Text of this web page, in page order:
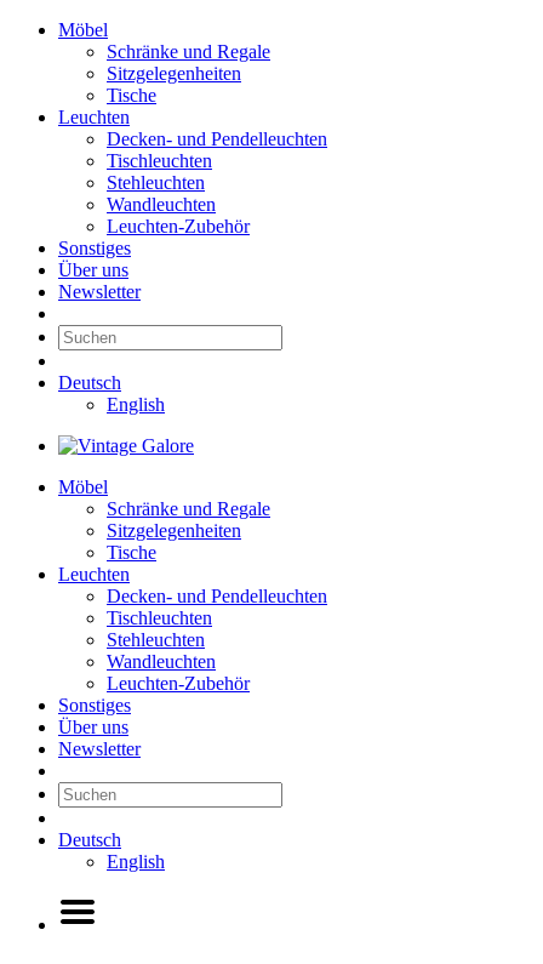
Möbel
Schränke und Regale
Sitzgelegenheiten
Tische
Leuchten
Decken- und Pendelleuchten
Tischleuchten
Stehleuchten
Wandleuchten
Leuchten-Zubehör
Sonstiges
Über uns
Newsletter
Deutsch
English
Möbel
Schränke und Regale
Sitzgelegenheiten
Tische
Leuchten
Decken- und Pendelleuchten
Tischleuchten
Stehleuchten
Wandleuchten
Leuchten-Zubehör
Sonstiges
Über uns
Newsletter
Deutsch
English